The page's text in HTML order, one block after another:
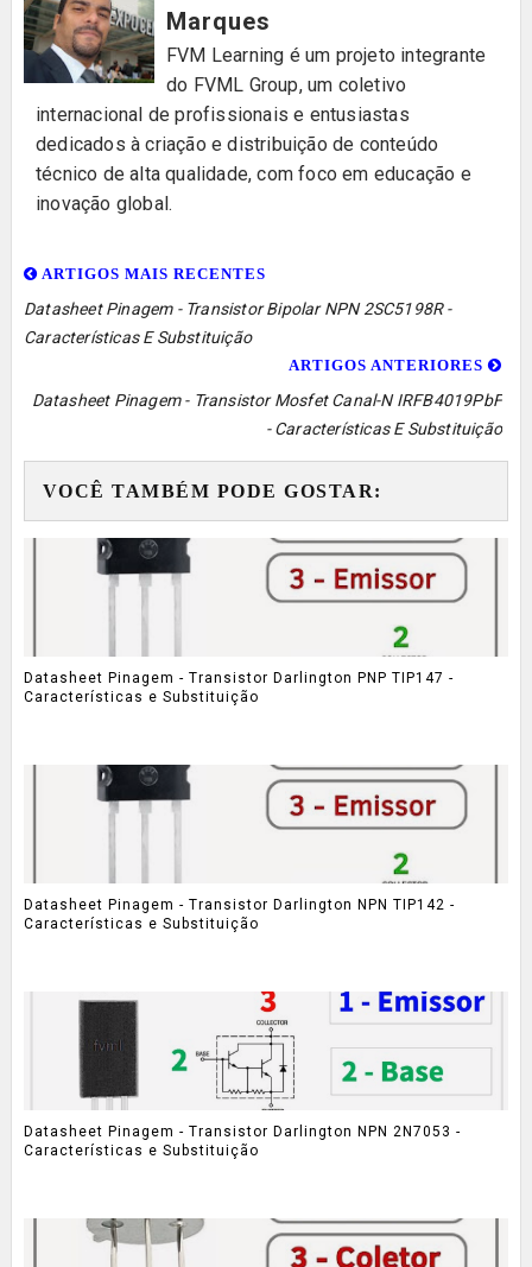
Marques
FVM Learning é um projeto integrante
do FVML Group, um coletivo
internacional de profissionais e entusiastas
dedicados à criação e distribuição de conteúdo
técnico de alta qualidade, com foco em educação e
inovação global.
ARTIGOS MAIS RECENTES
Datasheet Pinagem - Transistor Bipolar NPN 2SC5198R -
Características E Substituição
ARTIGOS ANTERIORES
Datasheet Pinagem - Transistor Mosfet Canal-N IRFB4019PbF
- Características E Substituição
VOCÊ TAMBÉM PODE GOSTAR:
Datasheet Pinagem - Transistor Darlington PNP TIP147 -
Características e Substituição
Datasheet Pinagem - Transistor Darlington NPN TIP142 -
Características e Substituição
Datasheet Pinagem - Transistor Darlington NPN 2N7053 -
Características e Substituição